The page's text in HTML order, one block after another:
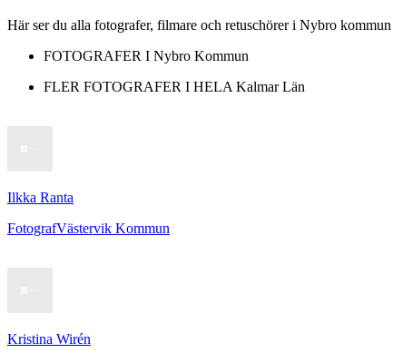
Här ser du alla fotografer, filmare och retuschörer i Nybro kommun
FOTOGRAFER I Nybro Kommun
FLER FOTOGRAFER I HELA Kalmar Län
Ilkka Ranta
FotografVästervik Kommun
Kristina Wirén